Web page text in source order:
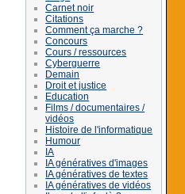
Carnet noir
Citations
Comment ça marche ?
Concours
Cours / ressources
Cyberguerre
Demain
Droit et justice
Education
Films / documentaires /
vidéos
Histoire de l'informatique
Humour
IA
IA génératives d'images
IA génératives de textes
IA génératives de vidéos